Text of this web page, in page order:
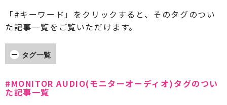
「#キーワード」をクリックすると、そのタグのつい
た記事一覧をご覧いただけます。
タグ一覧
#Accuphase(アキュフェーズ) #AXISS(アクシス)
#MONITOR AUDIO(モニターオーディオ)タグのつい
た記事一覧